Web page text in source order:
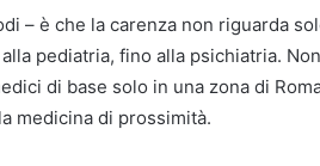
– è che la carenza non riguarda
pediatria, fino alla psichiatria.
di base solo in una zona di
medicina di prossimità.